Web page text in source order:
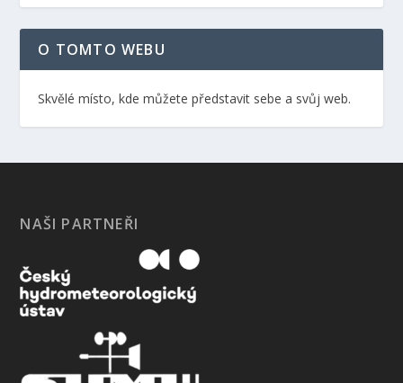
O TOMTO WEBU
Skvělé místo, kde můžete představit sebe a svůj web.
NAŠI PARTNEŘI